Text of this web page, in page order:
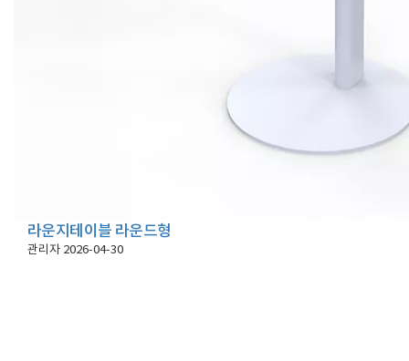
라운지테이블 라운드형
관리자 2026-04-30